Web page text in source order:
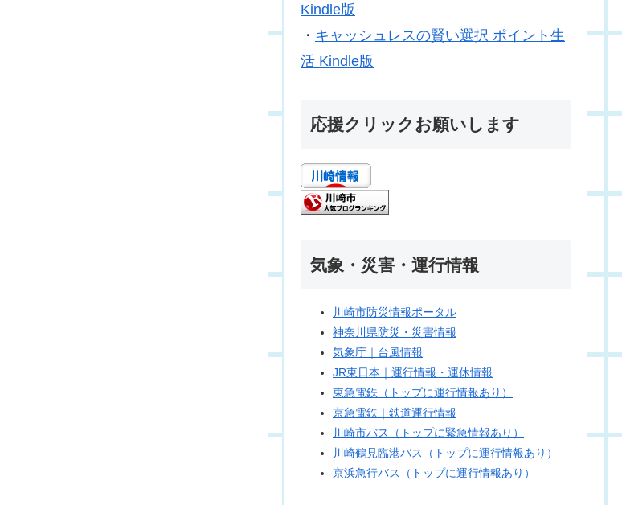
Kindle版
・ キャッシュレスの賢い選択 ポイント生
活 Kindle版
応援クリックお願いします
気象・災害・運行情報
川崎市防災情報ポータル
神奈川県防災・災害情報
気象庁｜台風情報
JR東日本｜運行情報・運休情報
東急電鉄（トップに運行情報あり）
京急電鉄｜鉄道運行情報
川崎市バス（トップに緊急情報あり）
川崎鶴見臨港バス（トップに運行情報あり）
京浜急行バス（トップに運行情報あり）